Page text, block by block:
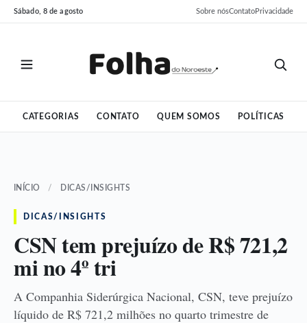
Pular
para
Pular
para
Sábado, 8 de agosto Sobre nósContatoPrivacidade
CATEGORIAS CONTATO QUEM SOMOS POLÍTICAS
INÍCIO / DICAS/INSIGHTS
DICAS/INSIGHTS
CSN tem prejuízo de R$ 721,2
mi no 4º tri
A Companhia Siderúrgica Nacional, CSN, teve prejuízo
líquido de R$ 721,2 milhões no quarto trimestre de